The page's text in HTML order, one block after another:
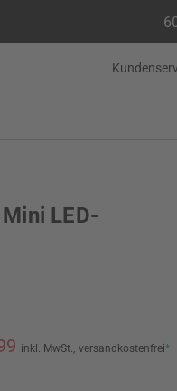
LED-
inkl. MwSt., versandkostenfrei*